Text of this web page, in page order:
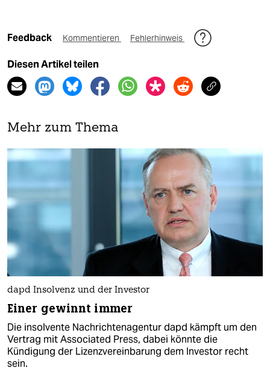
Feedback Kommentieren Fehlerhinweis
Diesen Artikel teilen
Mehr zum Thema
dapd Insolvenz und der Investor
Einer gewinnt immer
Die insolvente Nachrichtenagentur dapd kämpft um den
Vertrag mit Associated Press, dabei könnte die
Kündigung der Lizenzvereinbarung dem Investor recht
sein.